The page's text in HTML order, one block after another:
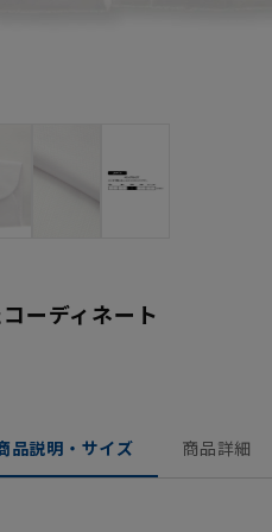
ーディネート
品説明・サイズ 商品詳細